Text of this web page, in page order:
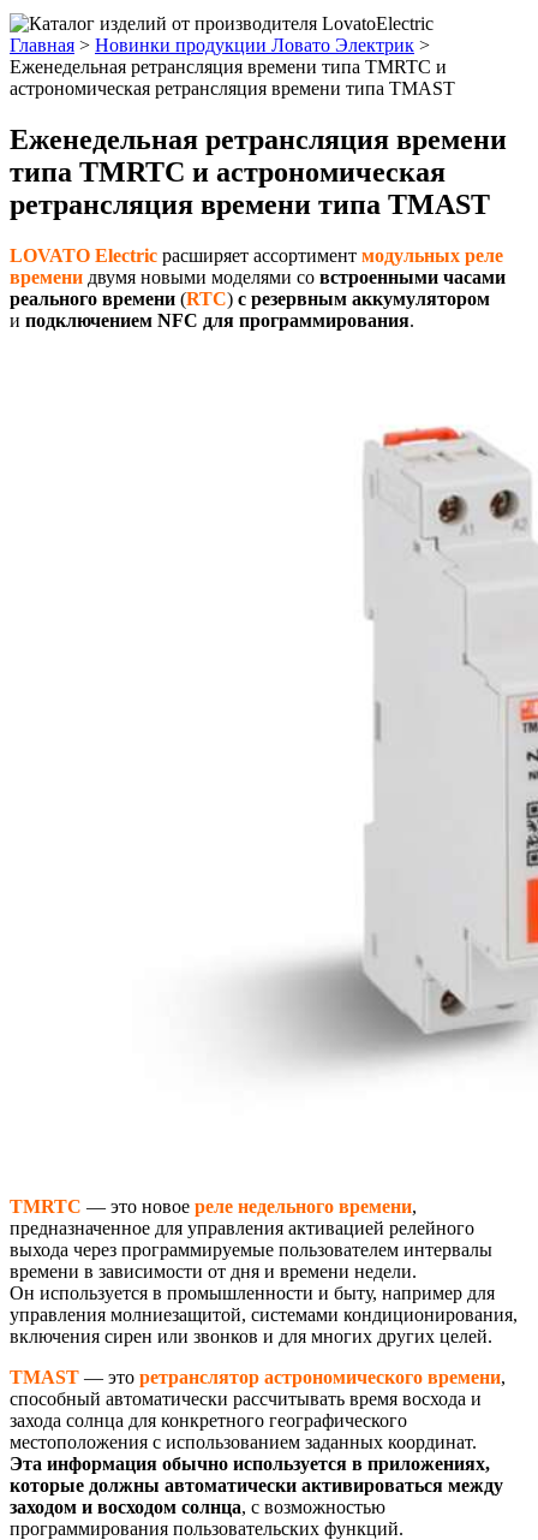
Главная > Новинки продукции Ловато Электрик >
Еженедельная ретрансляция времени типа TMRTC и
астрономическая ретрансляция времени типа TMAST
Еженедельная ретрансляция времени
типа TMRTC и астрономическая
ретрансляция времени типа TMAST
LOVATO Electric расширяет ассортимент модульных реле
времени двумя новыми моделями со встроенными часами
реального времени (RTC) с резервным аккумулятором
и подключением NFC для программирования.
TMRTC — это новое реле недельного времени,
предназначенное для управления активацией релейного
выхода через программируемые пользователем интервалы
времени в зависимости от дня и времени недели.
Он используется в промышленности и быту, например для
управления молниезащитой, системами кондиционирования,
включения сирен или звонков и для многих других целей.
TMAST — это ретранслятор астрономического времени,
способный автоматически рассчитывать время восхода и
захода солнца для конкретного географического
местоположения с использованием заданных координат.
Эта информация обычно используется в приложениях,
которые должны автоматически активироваться между
заходом и восходом солнца, с возможностью
программирования пользовательских функций.